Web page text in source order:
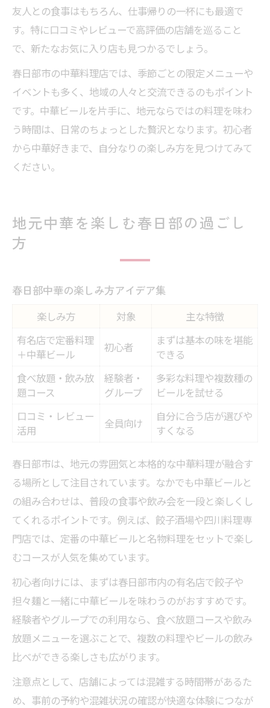
友人との食事はもちろん、仕事帰りの一杯にも最適で
す。特に口コミやレビューで高評価の店舗を巡ること
で、新たなお気に入り店も見つかるでしょう。
春日部市の中華料理店では、季節ごとの限定メニューや
イベントも多く、地域の人々と交流できるのもポイント
です。中華ビールを片手に、地元ならではの料理を味わ
う時間は、日常のちょっとした贅沢となります。初心者
から中華好きまで、自分なりの楽しみ方を見つけてみて
ください。
地元中華を楽しむ春日部の過ごし
方
春日部中華の楽しみ方アイデア集
楽しみ方 対象
主な特徴
有名店で定番料理
＋中華ビール
初心者
まずは基本の味を堪能
できる
食べ放題・飲み放
題コース
経験者・
グループ
多彩な料理や複数種の
ビールを試せる
口コミ・レビュー
活用
全員向け
自分に合う店が選びや
すくなる
春日部市は、地元の雰囲気と本格的な中華料理が融合す
る場所として注目されています。なかでも中華ビールと
の組み合わせは、普段の食事や飲み会を一段と楽しくし
てくれるポイントです。例えば、餃子酒場や四川料理専
門店では、定番の中華ビールと名物料理をセットで楽し
むコースが人気を集めています。
初心者向けには、まずは春日部市内の有名店で餃子や
担々麺と一緒に中華ビールを味わうのがおすすめです。
経験者やグループでの利用なら、食べ放題コースや飲み
放題メニューを選ぶことで、複数の料理やビールの飲み
比べができる楽しさも広がります。
注意点として、店舗によっては混雑する時間帯があるた
め、事前の予約や混雑状況の確認が快適な体験につなが